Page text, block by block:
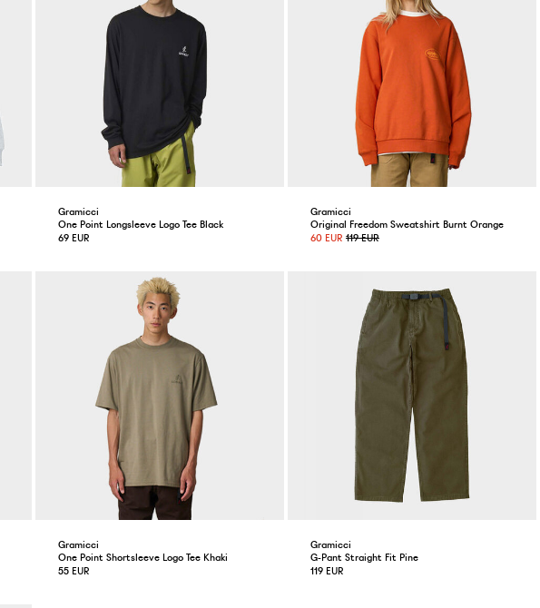
Gramicci
One Point Longsleeve Logo Tee Black
69 EUR
Gramicci
Original Freedom Sweatshirt Burnt Orange
60 EUR 119 EUR
Gramicci
One Point Shortsleeve Logo Tee Khaki
55 EUR
Gramicci
G-Pant Straight Fit Pine
119 EUR